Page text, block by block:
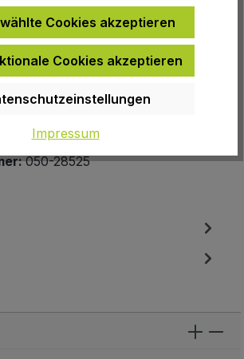
Zur Wunschliste hinzufügen
11747
050-28525
Cookies akzeptieren
Cookies akzeptieren
Impressum